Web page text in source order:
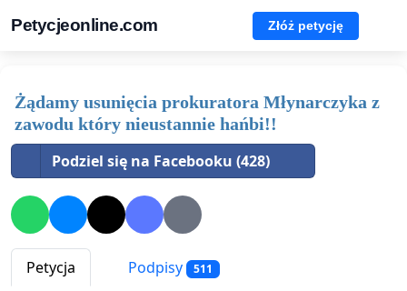
Petycjeonline.com Złóż petycję
Żądamy usunięcia prokuratora Młynarczyka z
zawodu który nieustannie hańbi!!
Podziel się na Facebooku (428)
Petycja Podpisy 511